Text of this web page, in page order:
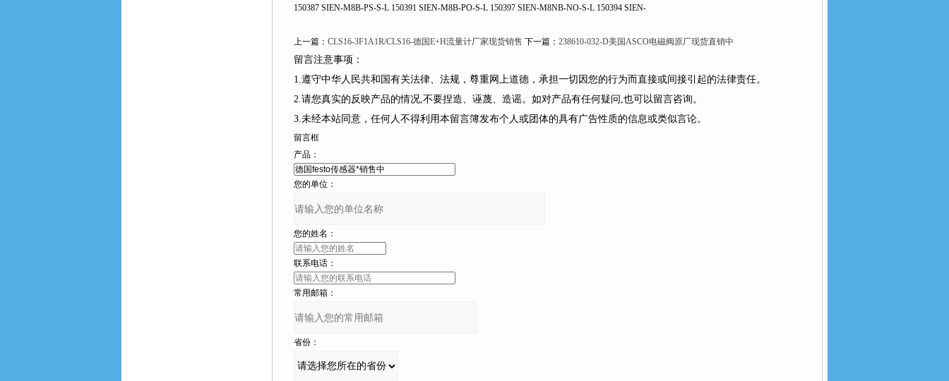
150387 SIEN-M8B-PS-S-L 150391 SIEN-M8B-PO-S-L 150397 SIEN-M8NB-NO-S-L 150394 SIEN-
上一篇： CLS16-3F1A1R/CLS16-德国E+H流量计厂家现货销售 下一篇： 238610-032-D美国ASCO电磁阀原厂现货直销中
留言注意事项：
1.遵守中华人民共和国有关法律、法规，尊重网上道德，承担一切因您的行为而直接或间接引起的法律责任。
2.请您真实的反映产品的情况,不要捏造、诬蔑、造谣。如对产品有任何疑问,也可以留言咨询。
3.未经本站同意，任何人不得利用本留言簿发布个人或团体的具有广告性质的信息或类似言论。
留言框
产品：
您的单位：
您的姓名：
联系电话：
常用邮箱：
省份：